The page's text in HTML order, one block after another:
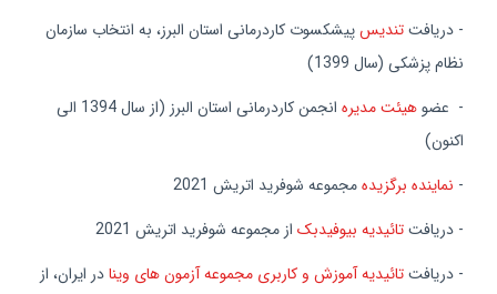
- دریافتتندیسپیشکسوت کاردرمانی استان البرز، به انتخاب سازمان
نظام پزشکی (سال 1399)
- عضوهیئت مدیره
انجمن کاردرمانی استان البرز (از سال 1394 الی
اکنون)
- نماینده برگزیدهمجموعه شوفرید اتریش 2021
- دریافتتائیدیه بیوفیدبک از مجموعه شوفرید اتریش 2021
- دریافتتائیدیه آموزش و کاربری مجموعه آزمون های وینادر ایران، از